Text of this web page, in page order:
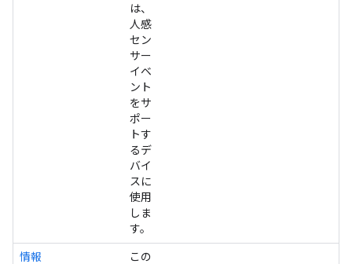
は、
人感
セン
サー
イベ
ント
をサ
ポー
トす
るデ
バイ
スに
使用
しま
す。
情報
この